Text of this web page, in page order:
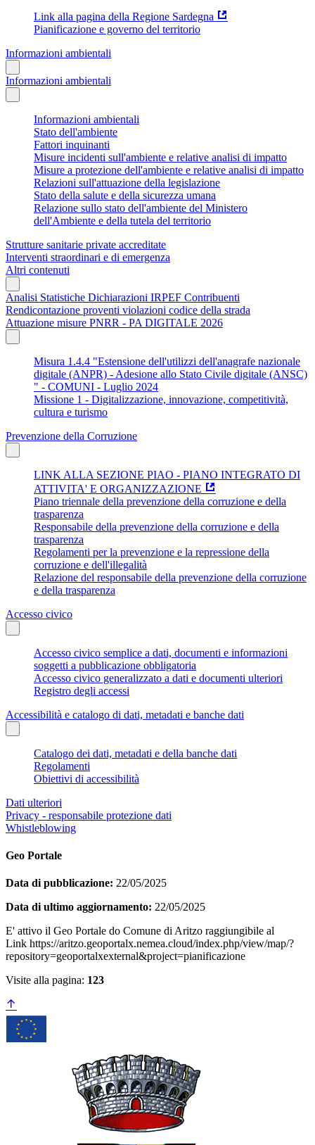
Link alla pagina della Regione Sardegna
Pianificazione e governo del territorio
Informazioni ambientali
Informazioni ambientali
Informazioni ambientali
Stato dell'ambiente
Fattori inquinanti
Misure incidenti sull'ambiente e relative analisi di impatto
Misure a protezione dell'ambiente e relative analisi di impatto
Relazioni sull'attuazione della legislazione
Stato della salute e della sicurezza umana
Relazione sullo stato dell'ambiente del Ministero
dell'Ambiente e della tutela del territorio
Strutture sanitarie private accreditate
Interventi straordinari e di emergenza
Altri contenuti
Analisi Statistiche Dichiarazioni IRPEF Contribuenti
Rendicontazione proventi violazioni codice della strada
Attuazione misure PNRR - PA DIGITALE 2026
Misura 1.4.4 "Estensione dell'utilizzi dell'anagrafe nazionale
digitale (ANPR) - Adesione allo Stato Civile digitale (ANSC)
" - COMUNI - Luglio 2024
Missione 1 - Digitalizzazione, innovazione, competitività,
cultura e turismo
Prevenzione della Corruzione
LINK ALLA SEZIONE PIAO - PIANO INTEGRATO DI
ATTIVITA' E ORGANIZZAZIONE
Piano triennale della prevenzione della corruzione e della
trasparenza
Responsabile della prevenzione della corruzione e della
trasparenza
Regolamenti per la prevenzione e la repressione della
corruzione e dell'illegalità
Relazione del responsabile della prevenzione della corruzione
e della trasparenza
Accesso civico
Accesso civico semplice a dati, documenti e informazioni
soggetti a pubblicazione obbligatoria
Accesso civico generalizzato a dati e documenti ulteriori
Registro degli accessi
Accessibilità e catalogo di dati, metadati e banche dati
Catalogo dei dati, metadati e della banche dati
Regolamenti
Obiettivi di accessibilità
Dati ulteriori
Privacy - responsabile protezione dati
Whistleblowing
Geo Portale
Data di pubblicazione: 22/05/2025
Data di ultimo aggiornamento: 22/05/2025
E' attivo il Geo Portale do Comune di Aritzo raggiungibile al
Link https://aritzo.geoportalx.nemea.cloud/index.php/view/map/?
repository=geoportalxexternal&project=pianificazione
Visite alla pagina: 123